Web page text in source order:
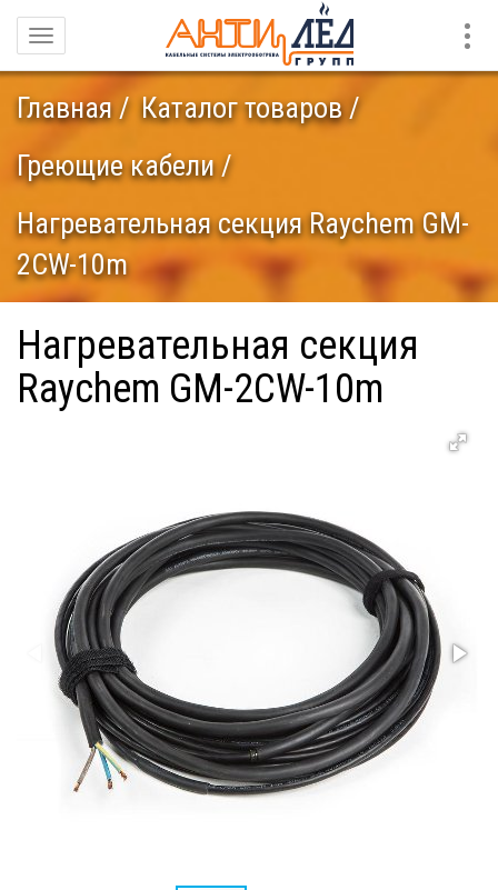
Навигация
Главная
Каталог товаров
Греющие кабели
Нагревательная секция Raychem GM-
2CW-10m
Нагревательная секция
Raychem GM-2CW-10m